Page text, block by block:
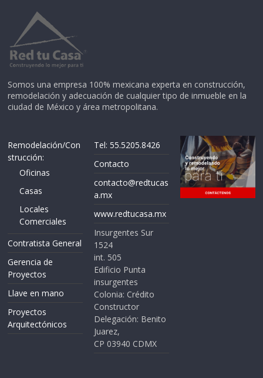
Somos una empresa 100% mexicana experta en construcción,
remodelación y adecuación de cualquier tipo de inmueble en la
ciudad de México y área metropolitana.
Remodelación/Con
strucción:
Oficinas
Casas
Locales
Comerciales
Contratista General
Gerencia de
Proyectos
Llave en mano
Proyectos
Arquitectónicos
Tel: 55.5205.8426
Contacto
contacto@redtucas
a.mx
www.redtucasa.mx
Insurgentes Sur
1524
int. 505
Edificio Punta
insurgentes
Colonia: Crédito
Constructor
Delegación: Benito
Juarez,
CP 03940 CDMX